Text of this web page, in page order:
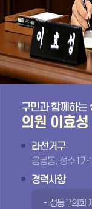
구민과 함께하는
의원 이효성
라선거구
응봉동, 성수1가
경력사항
성동구의회